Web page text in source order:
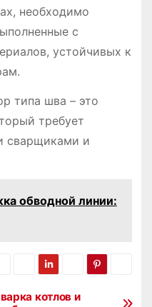
необходимо
с
устойчивых к
типа шва – это
требует
сварщиками и
обводной линии:
котлов и